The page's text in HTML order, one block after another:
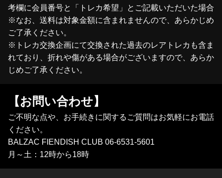
考欄に会員番号と「トレカ希望」とご記載いただいた場合
※なお、送料は対象金額に含まれませんので、あらかじめ
ご了承ください。
※トレカ交換企画にて交換された過去のレアトレカも含ま
れており、折れや傷がある場合がございますので、あらか
じめご了承ください。
【お問い合わせ】
ご不明な点や、お手続きに関するご質問はお気軽にお電話
ください。
BALZAC FIENDISH CLUB 06-6531-5601
月～土：12時から18時